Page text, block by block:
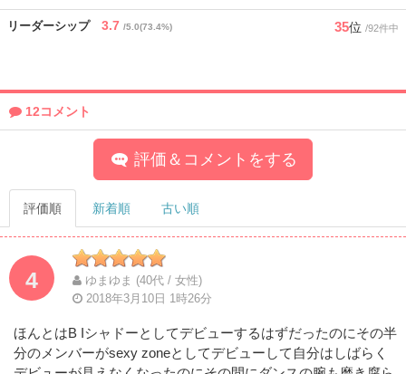
リーダーシップ 3.7 /5.0(73.4%) 35位 /92件中
12コメント
評価＆コメントをする
評価順 新着順 古い順
4
ゆまゆま (40代 / 女性)
2018年3月10日 1時26分
ほんとはB Iシャドーとしてデビューするはずだったのにその半
分のメンバーがsexy zoneとしてデビューして自分はしばらく